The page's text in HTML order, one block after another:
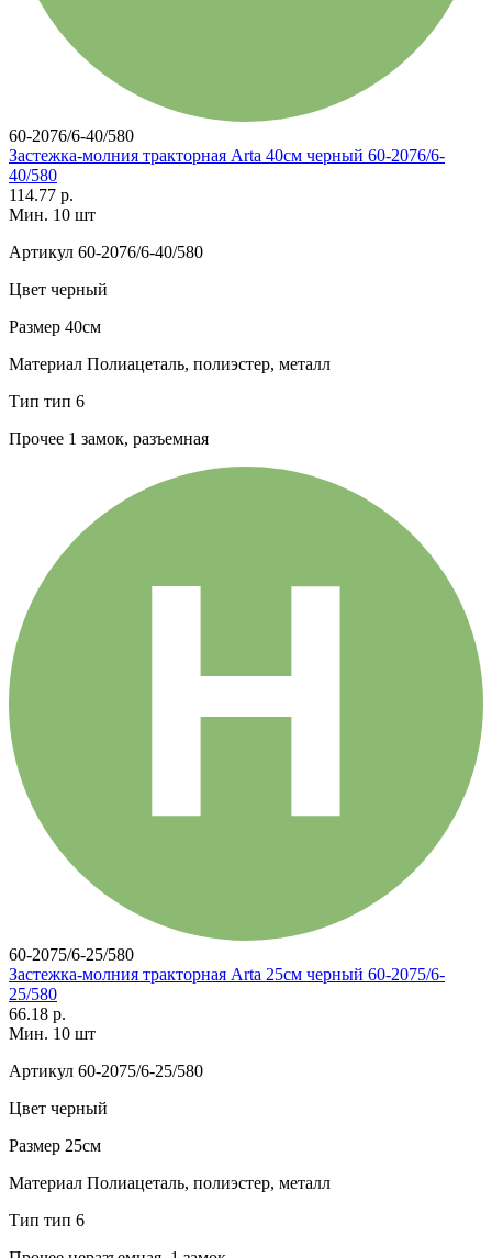
60-2076/6-40/580
Застежка-молния тракторная Arta 40см черный 60-2076/6-
40/580
114.77 р.
Мин. 10 шт
Артикул 60-2076/6-40/580
Цвет черный
Размер 40см
Материал Полиацеталь, полиэстер, металл
Тип тип 6
Прочее 1 замок, разъемная
60-2075/6-25/580
Застежка-молния тракторная Arta 25см черный 60-2075/6-
25/580
66.18 р.
Мин. 10 шт
Артикул 60-2075/6-25/580
Цвет черный
Размер 25см
Материал Полиацеталь, полиэстер, металл
Тип тип 6